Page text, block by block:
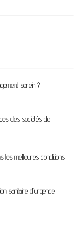
serein ?
des sociétés de
les meilleures conditions
sanitaire d’urgence